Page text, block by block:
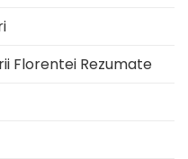
Florentei Rezumate